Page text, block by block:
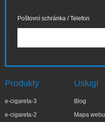
Poštovní schránka / Telefon
Produkty
e-cigareta-3
e-cigareta-2
Usługi
Blog
Mapa webu